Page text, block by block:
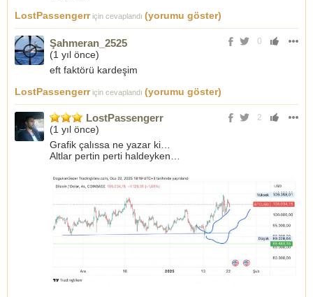
LostPassengerriçin cevaplandı (yorumu göster)
0
Şahmeran_2525
(1 yıl önce)
eft faktörü kardeşim
LostPassengerriçin cevaplandı (yorumu göster)
2
LostPassengerr
(1 yıl önce)
Grafik çalıssa ne yazar ki…
Altlar pertin perti haldeyken…